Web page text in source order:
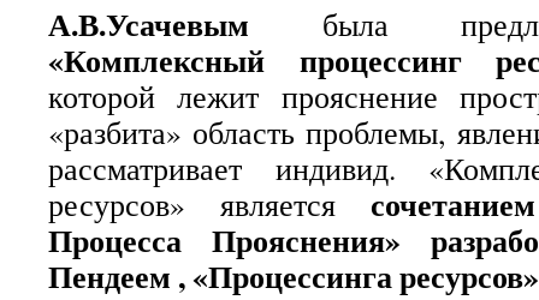
А.В.Усачевым была
«Комплексный процессинг
которой лежит прояснение
«разбита» область проблемы,
рассматривает индивид.
ресурсов» является
Процесса Прояснения»
Пендеем , «Процессинга